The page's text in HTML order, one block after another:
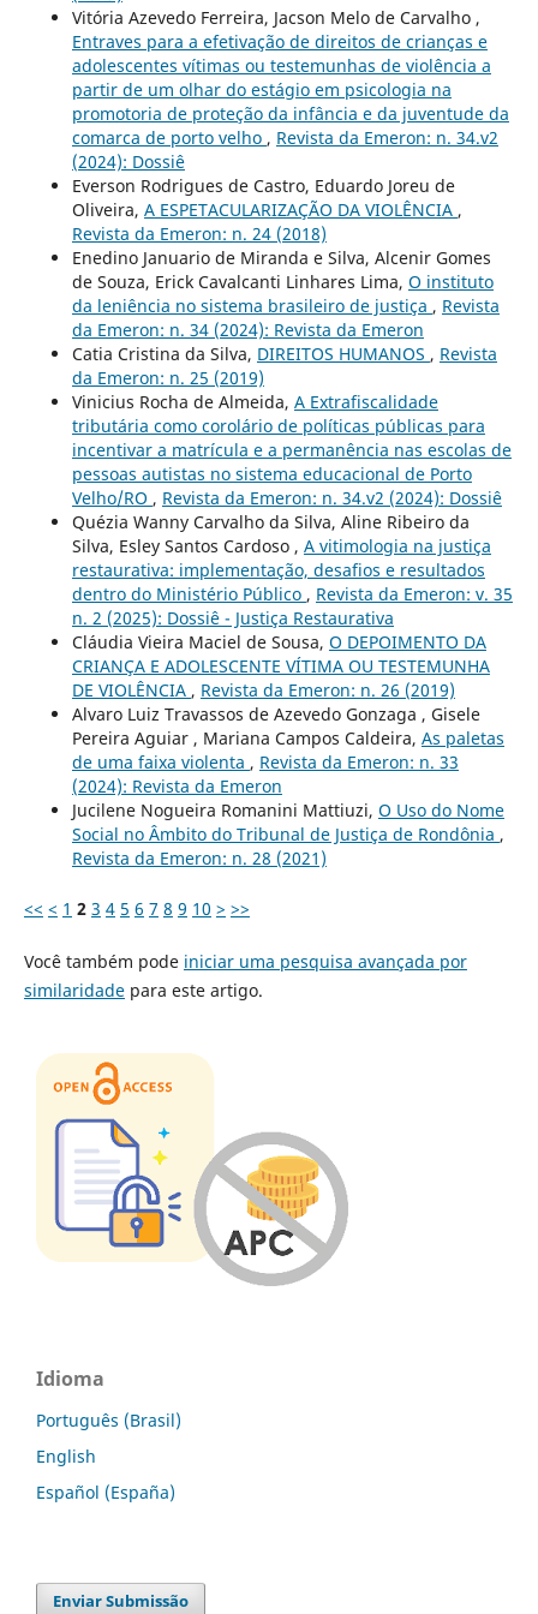
Vitória Azevedo Ferreira, Jacson Melo de Carvalho ,
Entraves para a efetivação de direitos de crianças e
adolescentes vítimas ou testemunhas de violência a
partir de um olhar do estágio em psicologia na
promotoria de proteção da infância e da juventude da
comarca de porto velho , Revista da Emeron: n. 34.v2
(2024): Dossiê
Everson Rodrigues de Castro, Eduardo Joreu de
Oliveira, A ESPETACULARIZAÇÃO DA VIOLÊNCIA ,
Revista da Emeron: n. 24 (2018)
Enedino Januario de Miranda e Silva, Alcenir Gomes
de Souza, Erick Cavalcanti Linhares Lima, O instituto
da leniência no sistema brasileiro de justiça , Revista
da Emeron: n. 34 (2024): Revista da Emeron
Catia Cristina da Silva, DIREITOS HUMANOS , Revista
da Emeron: n. 25 (2019)
Vinicius Rocha de Almeida, A Extrafiscalidade
tributária como corolário de políticas públicas para
incentivar a matrícula e a permanência nas escolas de
pessoas autistas no sistema educacional de Porto
Velho/RO , Revista da Emeron: n. 34.v2 (2024): Dossiê
Quézia Wanny Carvalho da Silva, Aline Ribeiro da
Silva, Esley Santos Cardoso , A vitimologia na justiça
restaurativa: implementação, desafios e resultados
dentro do Ministério Público , Revista da Emeron: v. 35
n. 2 (2025): Dossiê - Justiça Restaurativa
Cláudia Vieira Maciel de Sousa, O DEPOIMENTO DA
CRIANÇA E ADOLESCENTE VÍTIMA OU TESTEMUNHA
DE VIOLÊNCIA , Revista da Emeron: n. 26 (2019)
Alvaro Luiz Travassos de Azevedo Gonzaga , Gisele
Pereira Aguiar , Mariana Campos Caldeira, As paletas
de uma faixa violenta , Revista da Emeron: n. 33
(2024): Revista da Emeron
Jucilene Nogueira Romanini Mattiuzi, O Uso do Nome
Social no Âmbito do Tribunal de Justiça de Rondônia ,
Revista da Emeron: n. 28 (2021)
<< < 1 2 3 4 5 6 7 8 9 10 > >>
Você também pode iniciar uma pesquisa avançada por
similaridadepara este artigo.
Idioma
Português (Brasil)
English
Español (España)
Enviar Submissão